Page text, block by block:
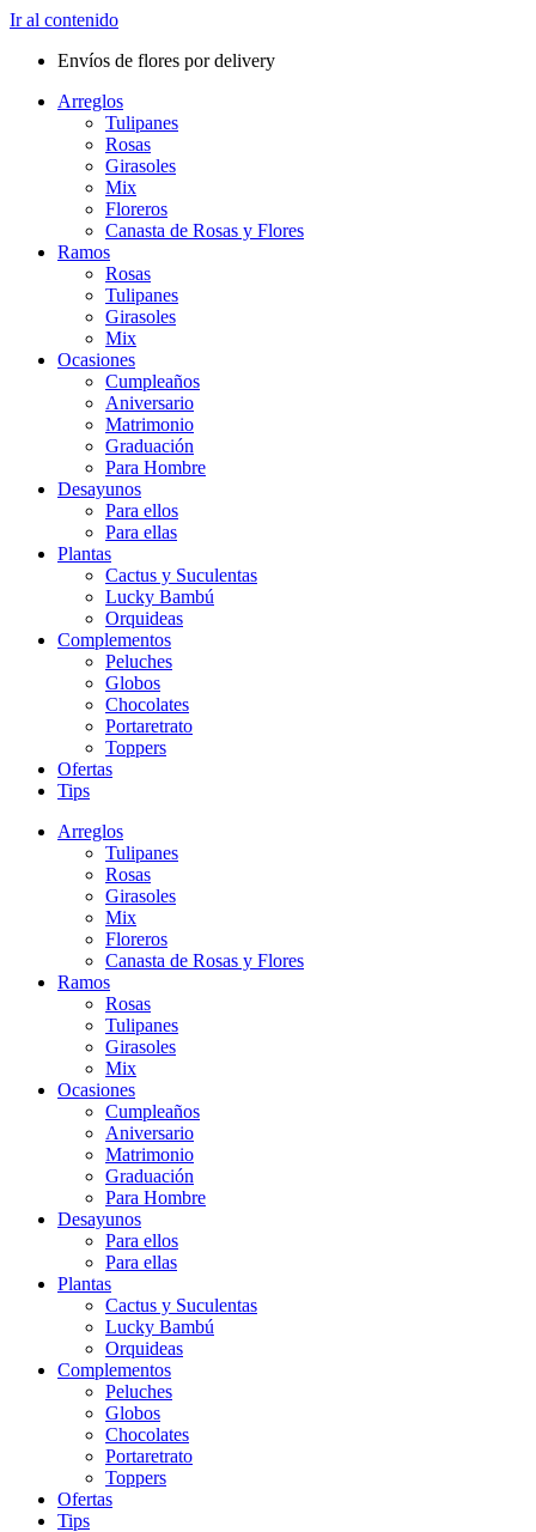
Ir al contenido
Envíos de flores por delivery
Arreglos
Tulipanes
Rosas
Girasoles
Mix
Floreros
Canasta de Rosas y Flores
Ramos
Rosas
Tulipanes
Girasoles
Mix
Ocasiones
Cumpleaños
Aniversario
Matrimonio
Graduación
Para Hombre
Desayunos
Para ellos
Para ellas
Plantas
Cactus y Suculentas
Lucky Bambú
Orquideas
Complementos
Peluches
Globos
Chocolates
Portaretrato
Toppers
Ofertas
Tips
Arreglos
Tulipanes
Rosas
Girasoles
Mix
Floreros
Canasta de Rosas y Flores
Ramos
Rosas
Tulipanes
Girasoles
Mix
Ocasiones
Cumpleaños
Aniversario
Matrimonio
Graduación
Para Hombre
Desayunos
Para ellos
Para ellas
Plantas
Cactus y Suculentas
Lucky Bambú
Orquideas
Complementos
Peluches
Globos
Chocolates
Portaretrato
Toppers
Ofertas
Tips